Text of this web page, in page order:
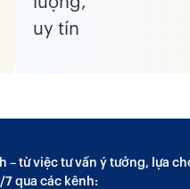
từ việc tư vấn ý tưởng, lựa
qua các kênh: